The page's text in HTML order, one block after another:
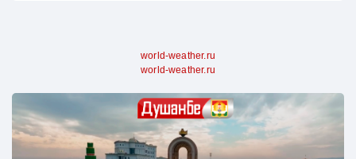
world-weather.ru
world-weather.ru